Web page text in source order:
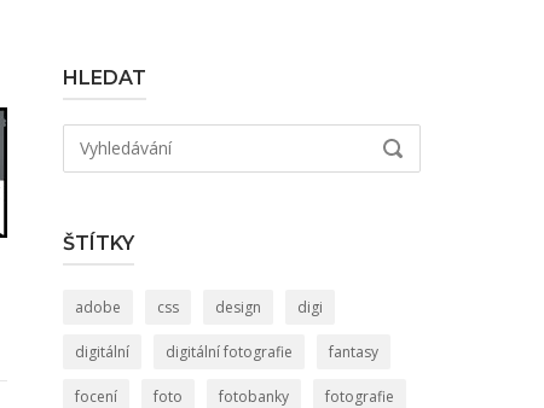
HLEDAT
Hledat:
VYHLEDÁVÁNÍ
ŠTÍTKY
adobe css design digi
digitální digitální fotografie fantasy
focení foto fotobanky fotografie